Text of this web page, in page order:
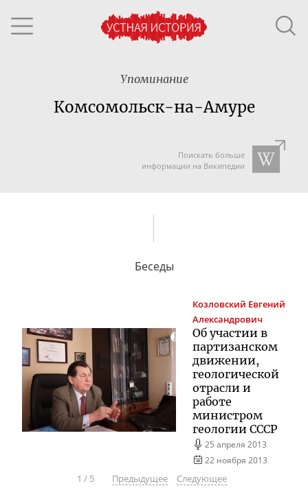
Упоминание
Комсомольск-на-Амуре
Поискать больше
информации на Википедии
Беседы
Козловский Евгений
Александрович
Об участии в
партизанском
движении,
геологической
отрасли и
работе
министром
геологии СССР
25 апреля 2013
22 ноября 2013
1 / 5 Предыдущее
Следующее